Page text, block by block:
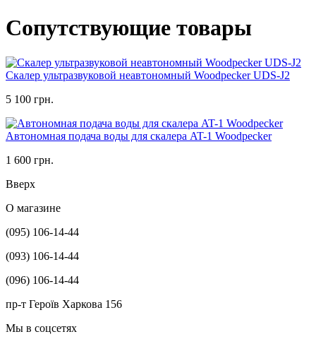
Сопутствующие товары
Скалер ультразвуковой неавтономный Woodpecker UDS-J2
5 100 грн.
Автономная подача воды для скалера AT-1 Woodpecker
1 600 грн.
Вверх
О магазине
(095) 106-14-44
(093) 106-14-44
(096) 106-14-44
пр-т Героїв Харкова 156
Мы в соцсетях